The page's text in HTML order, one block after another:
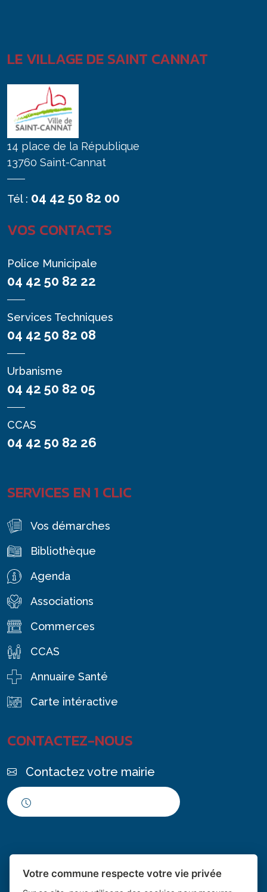
LE VILLAGE DE SAINT CANNAT
14 place de la République
13760 Saint-Cannat
Tél : 04 42 50 82 00
VOS CONTACTS
Police Municipale
04 42 50 82 22
Services Techniques
04 42 50 82 08
Urbanisme
04 42 50 82 05
CCAS
04 42 50 82 26
SERVICES EN 1 CLIC
Vos démarches
Bibliothèque
Agenda
Associations
Commerces
CCAS
Annuaire Santé
Carte intéractive
CONTACTEZ-NOUS
Contactez votre mairie
Votre commune respecte votre vie privée